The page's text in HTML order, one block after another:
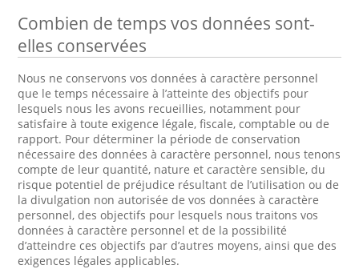
Combien de temps vos données sont-
elles conservées
Nous ne conservons vos données à caractère personnel
que le temps nécessaire à l’atteinte des objectifs pour
lesquels nous les avons recueillies, notamment pour
satisfaire à toute exigence légale, fiscale, comptable ou de
rapport. Pour déterminer la période de conservation
nécessaire des données à caractère personnel, nous tenons
compte de leur quantité, nature et caractère sensible, du
risque potentiel de préjudice résultant de l’utilisation ou de
la divulgation non autorisée de vos données à caractère
personnel, des objectifs pour lesquels nous traitons vos
données à caractère personnel et de la possibilité
d’atteindre ces objectifs par d’autres moyens, ainsi que des
exigences légales applicables.